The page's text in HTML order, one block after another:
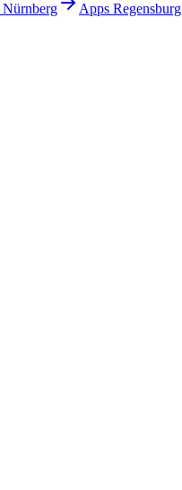
Nürnberg Apps Regensburg